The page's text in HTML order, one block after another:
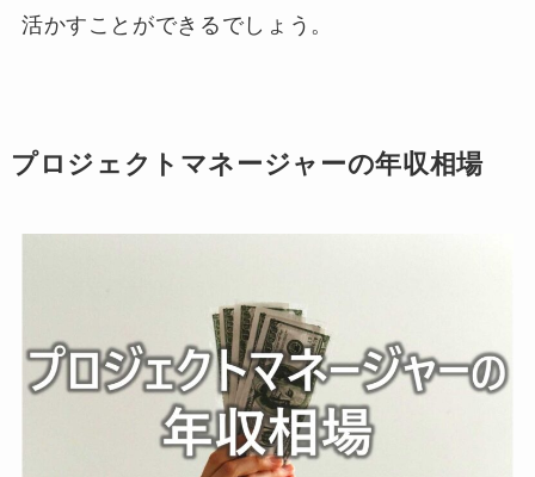
活かすことができるでしょう。
プロジェクトマネージャーの年収相場